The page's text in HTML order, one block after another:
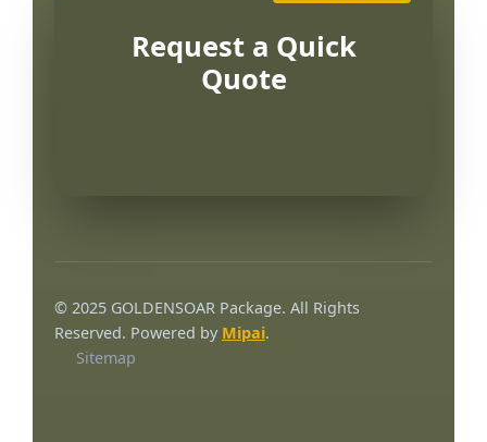
Request a Quick
Quote
© 2025 GOLDENSOAR Package. All Rights
Reserved. Powered by Mipai.
Sitemap